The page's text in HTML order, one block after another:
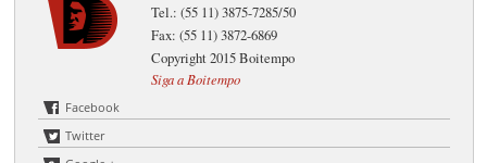
Tel.: (55 11) 3875-7285/50
Fax: (55 11) 3872-6869
Copyright 2015 Boitempo
Siga a Boitempo
Facebook
Twitter